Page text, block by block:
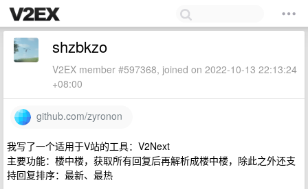
shzbkzo
V2EX member #597368, joined on 2022-10-13 22:13:24
+08:00
github.com/zyronon
我写了一个适用于V站的工具：V2Next
主要功能：楼中楼，获取所有回复后再解析成楼中楼，除此之外还支
持回复排序：最新、最热